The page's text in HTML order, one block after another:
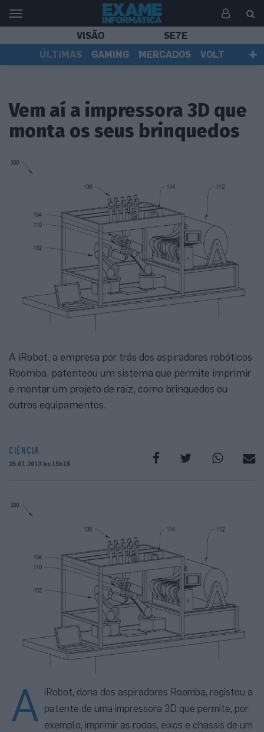
VISÃO
SE7E
ÚLTIMAS
GAMING MERCADOS
VOLT
Vem aí a impressora 3D que
monta os seus brinquedos
A iRobot, a empresa por trás dos aspiradores robóticos
Roomba, patenteou um sistema que permite imprimir
e montar um projeto de raiz, como brinquedos ou
outros equipamentos.
CIÊNCIA
25.01.2013 às 15h15
A iRobot, dona dos aspiradores Roomba, registou a
patente de uma impressora 3D que permite, por
exemplo, imprimir as rodas, eixos e chassis de um